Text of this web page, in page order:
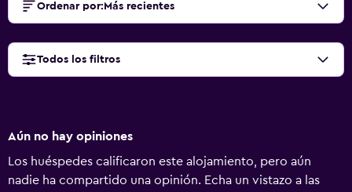
Ordenar por: Más recientes
Todos los filtros
Aún no hay opiniones
Los huéspedes calificaron este alojamiento, pero aún
nadie ha compartido una opinión. Echa un vistazo a las